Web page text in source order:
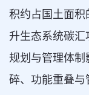
积约占国土面积
升生态系统碳
规划与管理体制
碎、功能重叠与